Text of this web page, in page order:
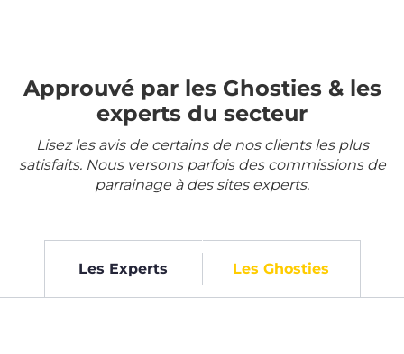
Approuvé par les Ghosties & les
experts du secteur
Lisez les avis de certains de nos clients les plus
satisfaits. Nous versons parfois des commissions de
parrainage à des sites experts.
Les Experts Les Ghosties